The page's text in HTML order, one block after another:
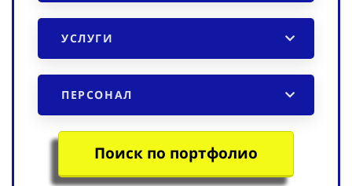
УСЛУГИ
ПЕРСОНАЛ
Поиск по портфолио